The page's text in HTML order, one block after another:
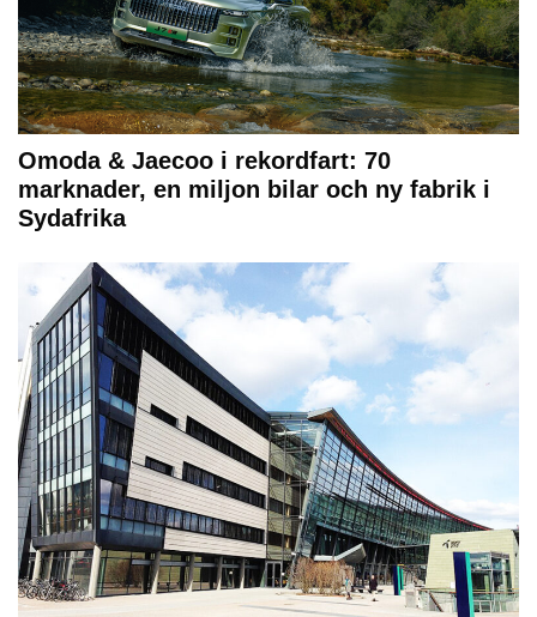
Omoda & Jaecoo i rekordfart: 70
marknader, en miljon bilar och ny fabrik i
Sydafrika